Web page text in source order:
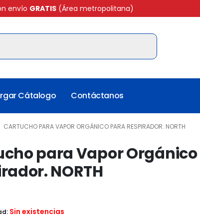
envío GRATIS (Área metropolitana)
Cátalogo Contáctanos
CARTUCHO PARA VAPOR ORGÁNICO PARA RESPIRADOR. NORTH
para Vapor
NORTH
Sin existencias